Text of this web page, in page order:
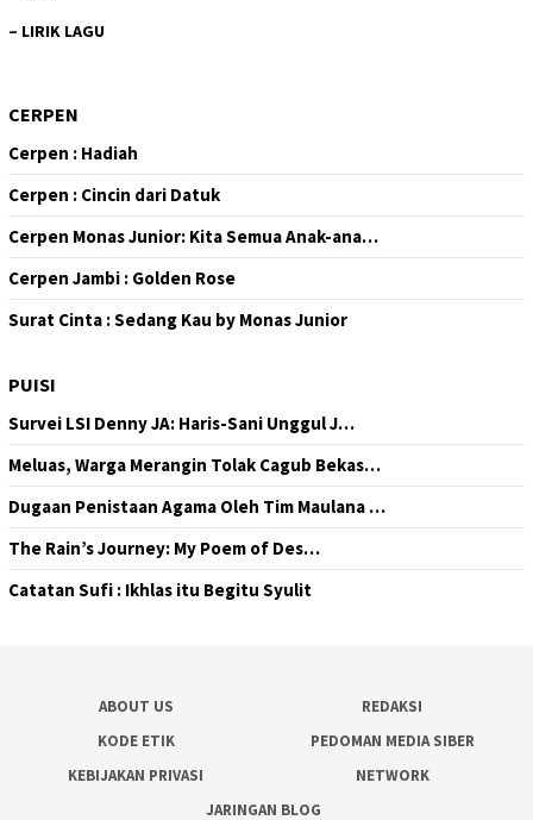
– LIRIK LAGU
CERPEN
Cerpen : Hadiah
Cerpen : Cincin dari Datuk
Cerpen Monas Junior: Kita Semua Anak-ana…
Cerpen Jambi : Golden Rose
Surat Cinta : Sedang Kau by Monas Junior
PUISI
Survei LSI Denny JA: Haris-Sani Unggul J…
Meluas, Warga Merangin Tolak Cagub Bekas…
Dugaan Penistaan Agama Oleh Tim Maulana …
The Rain’s Journey: My Poem of Des…
Catatan Sufi : Ikhlas itu Begitu Syulit
ABOUT US
REDAKSI
KODE ETIK
PEDOMAN MEDIA SIBER
KEBIJAKAN PRIVASI
NETWORK
JARINGAN BLOG